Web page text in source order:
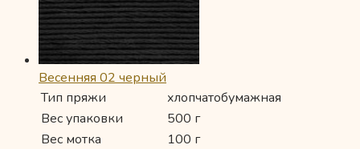
Весенняя 02 черный
Тип пряжи
хлопчатобумажная
Вес упаковки
500 г
Вес мотка
100 г